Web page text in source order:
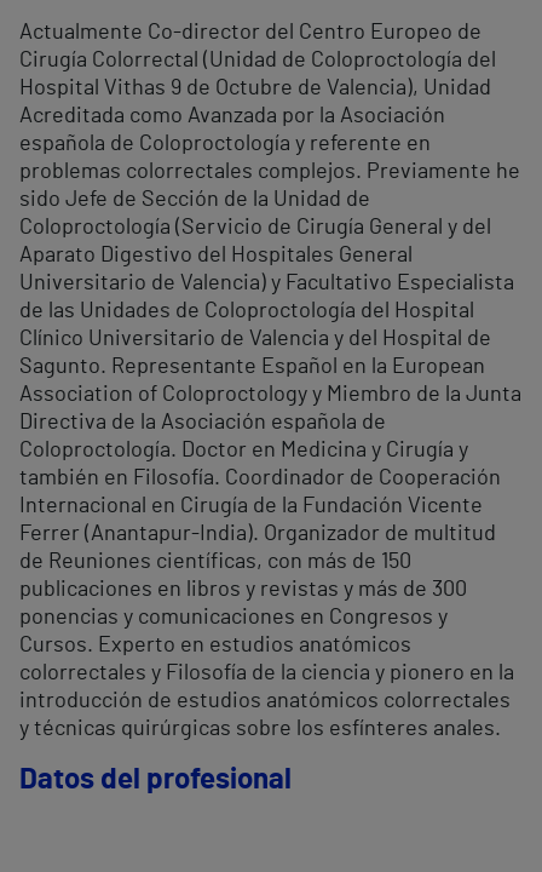
Actualmente Co-director del Centro Europeo de
Cirugía Colorrectal (Unidad de Coloproctología del
Hospital Vithas 9 de Octubre de Valencia), Unidad
Acreditada como Avanzada por la Asociación
española de Coloproctología y referente en
problemas colorrectales complejos. Previamente he
sido Jefe de Sección de la Unidad de
Coloproctología (Servicio de Cirugía General y del
Aparato Digestivo del Hospitales General
Universitario de Valencia) y Facultativo Especialista
de las Unidades de Coloproctología del Hospital
Clínico Universitario de Valencia y del Hospital de
Sagunto. Representante Español en la European
Association of Coloproctology y Miembro de la Junta
Directiva de la Asociación española de
Coloproctología. Doctor en Medicina y Cirugía y
también en Filosofía. Coordinador de Cooperación
Internacional en Cirugía de la Fundación Vicente
Ferrer (Anantapur-India). Organizador de multitud
de Reuniones científicas, con más de 150
publicaciones en libros y revistas y más de 300
ponencias y comunicaciones en Congresos y
Cursos. Experto en estudios anatómicos
colorrectales y Filosofía de la ciencia y pionero en la
introducción de estudios anatómicos colorrectales
y técnicas quirúrgicas sobre los esfínteres anales.
Datos del profesional